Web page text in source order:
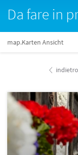
Da fare in
map.Karten Ansicht
indietro